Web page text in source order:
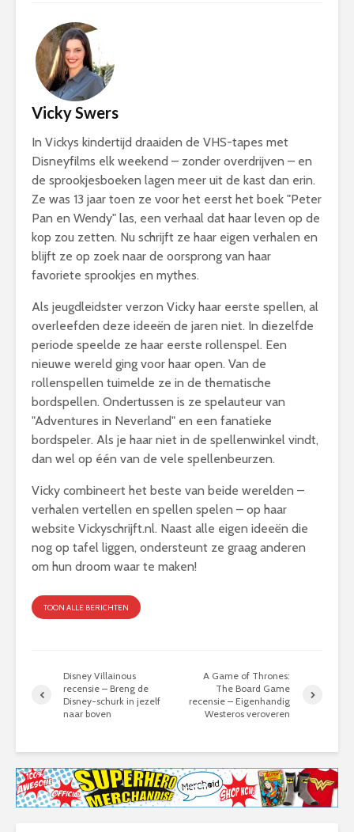
Vicky Swers
In Vickys kindertijd draaiden de VHS-tapes met
Disneyfilms elk weekend – zonder overdrijven – en
de sprookjesboeken lagen meer uit de kast dan erin.
Ze was 13 jaar toen ze voor het eerst het boek "Peter
Pan en Wendy" las, een verhaal dat haar leven op de
kop zou zetten. Nu schrijft ze haar eigen verhalen en
blijft ze op zoek naar de oorsprong van haar
favoriete sprookjes en mythes.
Als jeugdleidster verzon Vicky haar eerste spellen, al
overleefden deze ideeën de jaren niet. In diezelfde
periode speelde ze haar eerste rollenspel. Een
nieuwe wereld ging voor haar open. Van de
rollenspellen tuimelde ze in de thematische
bordspellen. Ondertussen is ze spelauteur van
"Adventures in Neverland" en een fanatieke
bordspeler. Als je haar niet in de spellenwinkel vindt,
dan wel op één van de vele spellenbeurzen.
Vicky combineert het beste van beide werelden –
verhalen vertellen en spellen spelen – op haar
website Vickyschrijft.nl. Naast alle eigen ideeën die
nog op tafel liggen, ondersteunt ze graag anderen
om hun droom waar te maken!
TOON ALLE BERICHTEN
Disney Villainous
recensie – Breng de
Disney-schurk in jezelf
naar boven
A Game of Thrones:
The Board Game
recensie – Eigenhandig
Westeros veroveren